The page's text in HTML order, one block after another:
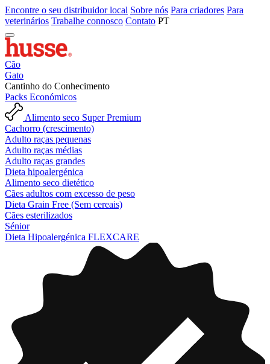
Encontre o seu distribuidor local Sobre nós Para criadores Para
veterinários Trabalhe connosco Contato PT
Cão
Gato
Cantinho do Conhecimento
Packs Económicos
Alimento seco Super Premium
Cachorro (crescimento)
Adulto raças pequenas
Adulto raças médias
Adulto raças grandes
Dieta hipoalergénica
Alimento seco dietético
Cães adultos com excesso de peso
Dieta Grain Free (Sem cereais)
Cães esterilizados
Sénior
Dieta Hipoalergénica FLEXCARE